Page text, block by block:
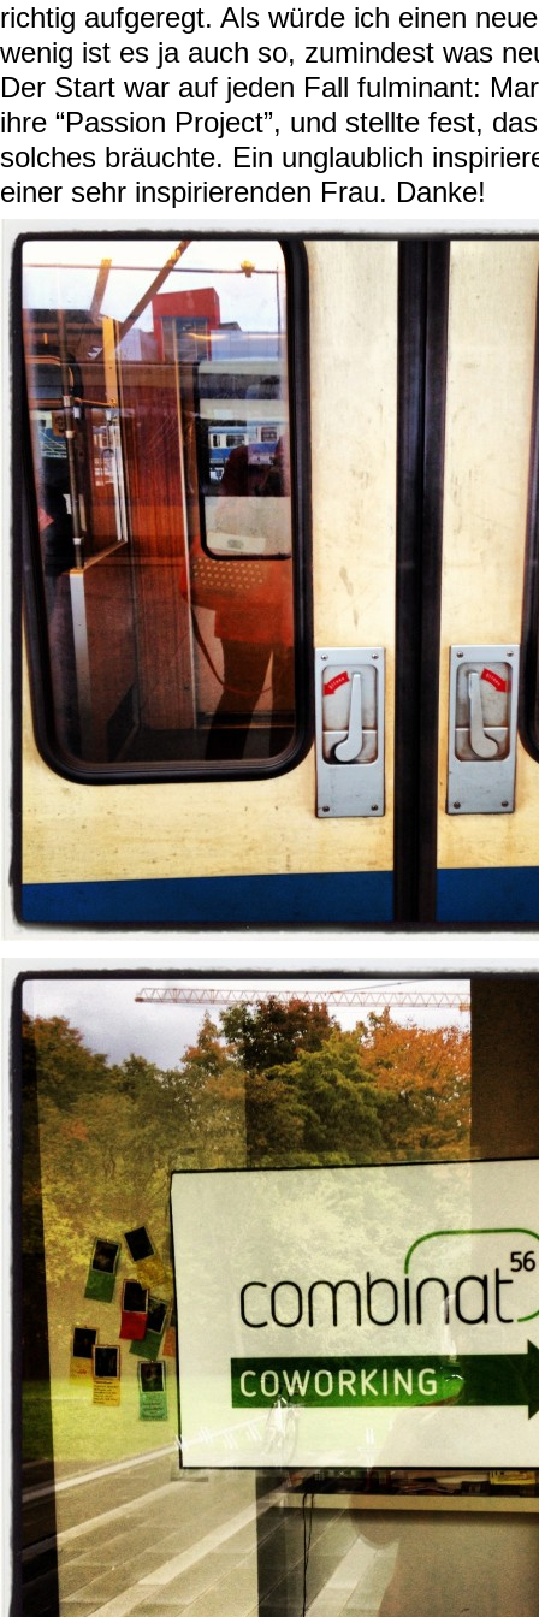
richtig aufgeregt. Als würde ich einen
wenig ist es ja auch so, zumindest was
Der Start war auf jeden Fall fulminant:
ihre “Passion Project”, und stellte fest,
solches bräuchte. Ein unglaublich
einer sehr inspirierenden Frau. Danke!